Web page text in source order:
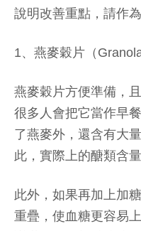
說明改善重點，請作為
1、燕麥穀片（Granola
燕麥穀片方便準備，
很多人會把它當作早
了燕麥外，還含有大
此，實際上的醣類含
此外，如果再加上加
重疊，使血糖更容易